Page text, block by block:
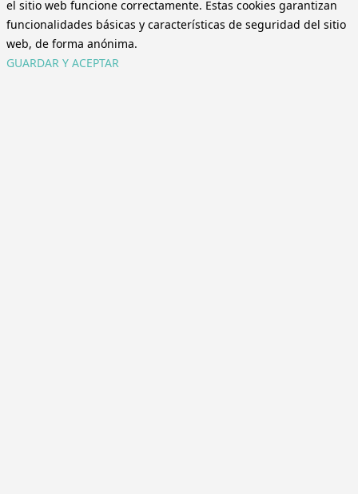
el sitio web funcione correctamente. Estas cookies garantizan
funcionalidades básicas y características de seguridad del sitio
web, de forma anónima.
GUARDAR Y ACEPTAR